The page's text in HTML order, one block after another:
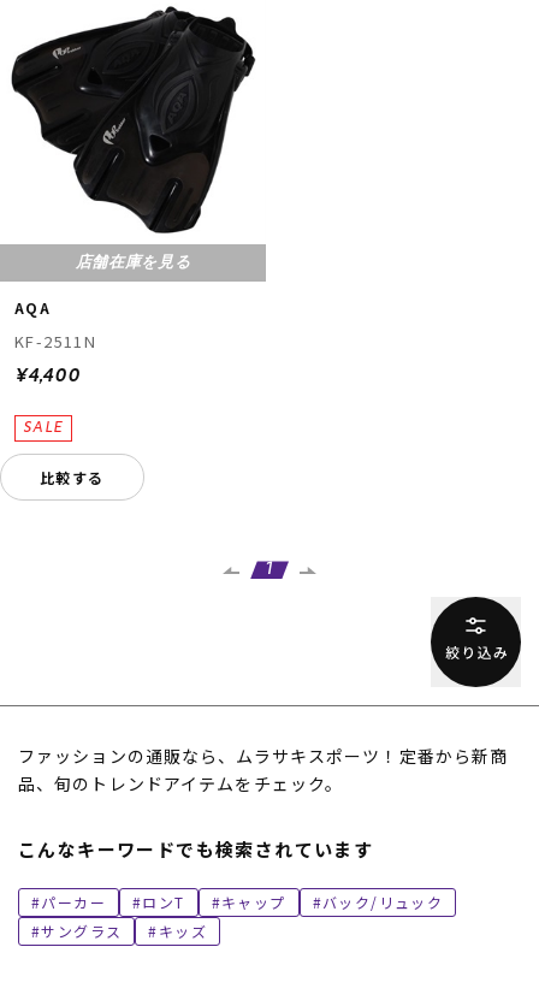
店舗在庫を見る
AQA
KF-2511N
¥4,400
比較する
1
ファッションの通販なら、ムラサキスポーツ！定番から新商
品、旬のトレンドアイテムをチェック。
こんなキーワードでも検索されています
パーカー ロンT キャップ
バック/リュック
サングラス
キッズ